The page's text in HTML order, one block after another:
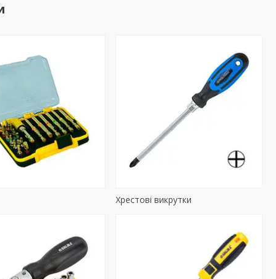
Хрестові викрутки